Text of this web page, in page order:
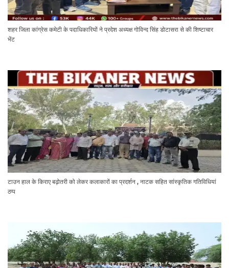
शहर जिला कांग्रेस कमेटी के पदाधिकारियों ने प्रदेश अध्यक्ष गोविन्द सिंह डोटासरा से की शिष्टाचार
भेंट
टाउन हाल के किराए बढ़ोतरी को लेकर कलाकारों का प्रदर्शन , नाटक सहित सांस्कृतिक गतिविधियां
ठप्प